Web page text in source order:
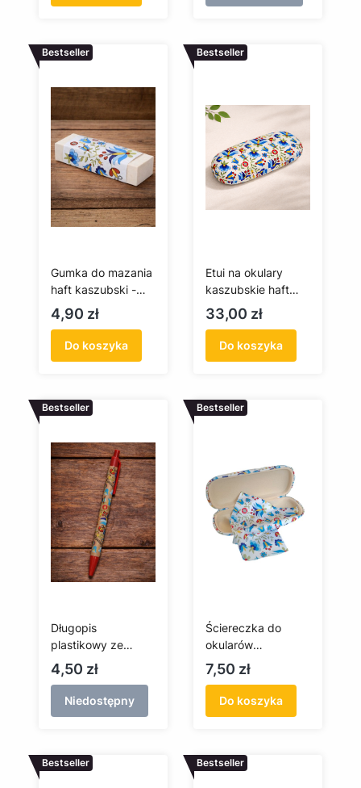
Bestseller
Gumka do mazania
haft kaszubski -
szkoła
wejherowska
Cena
4,90 zł
Do koszyka
Bestseller
Etui na okulary
kaszubskie haft
wejherowski
Cena
33,00 zł
Do koszyka
Bestseller
Długopis
plastikowy ze
wzorem
kaszubskim
(czerwony)
Cena
4,50 zł
Niedostępny
Bestseller
Ściereczka do
okularów
kaszubska - biała
Cena
7,50 zł
Do koszyka
Bestseller Bestseller